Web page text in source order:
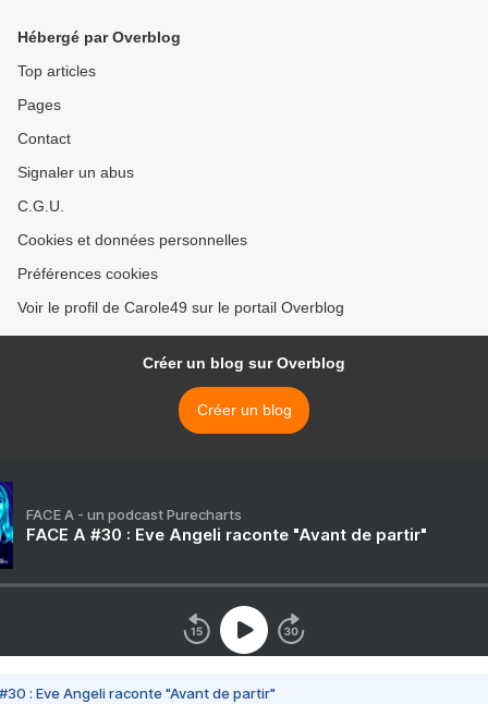
Hébergé par Overblog
Top articles
Pages
Contact
Signaler un abus
C.G.U.
Cookies et données personnelles
Préférences cookies
Voir le profil de Carole49 sur le portail Overblog
Créer un blog sur Overblog
Créer un blog
FACE A - un podcast Purecharts
FACE A #30 : Eve Angeli raconte "Avant de partir"
#30 : Eve Angeli raconte "Avant de partir"